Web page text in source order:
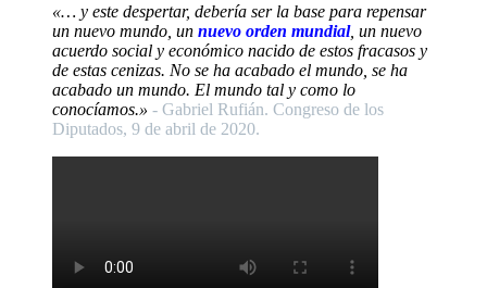
«… y este despertar, debería ser la base para repensar
un nuevo mundo, un nuevo orden mundial, un nuevo
acuerdo social y económico nacido de estos fracasos y
de estas cenizas. No se ha acabado el mundo, se ha
acabado un mundo. El mundo tal y como lo
conocíamos.» - Gabriel Rufián. Congreso de los
Diputados, 9 de abril de 2020.